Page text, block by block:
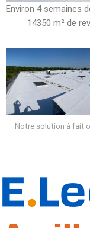
Environ 4 semaines
14350 m² de
Notre solution à fait